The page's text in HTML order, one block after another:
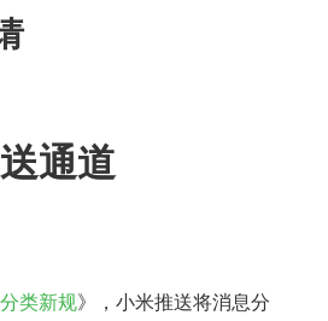
通道
类新规》，小米推送将消息分